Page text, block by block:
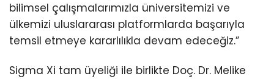
bilimsel çalışmalarımızla üniversitemizi ve
ülkemizi uluslararası platformlarda başarıyla
temsil etmeye kararlılıkla devam edeceğiz.”
Sigma Xi tam üyeliği ile birlikte Doç. Dr. Melike